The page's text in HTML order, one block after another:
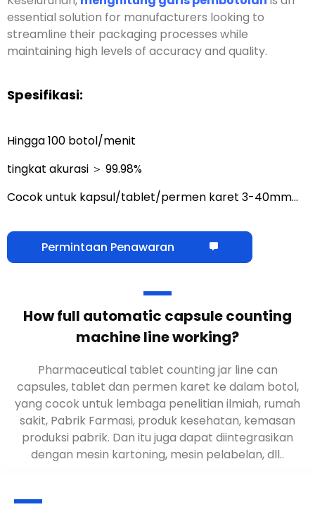
solusi penting bagi produsen yang ingin
menyederhanakan proses pengemasan mereka
dengan tetap menjaga tingkat akurasi dan kualitas
Permintaan Penawaran
Cara kerja mesin penghitung kapsul
Tablet farmasi menghitung garis toples kaleng
kapsul, tablet dan permen karet ke dalam botol,
yang cocok untuk lembaga penelitian ilmiah, rumah
sakit, Pabrik Farmasi, produk kesehatan, kemasan
produksi pabrik. Dan itu juga dapat diintegrasikan